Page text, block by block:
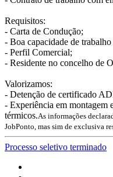
Requisitos:
- Carta de Condução;
- Boa capacidade de
- Perfil Comercial;
- Residente no concelho de
Valorizamos:
- Detenção de certificado
- Experiência em montagem
térmicos.As informações
JobPonto, mas sim de exclusiva
Processo seletivo terminado